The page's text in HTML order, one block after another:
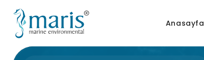
Anasayfa